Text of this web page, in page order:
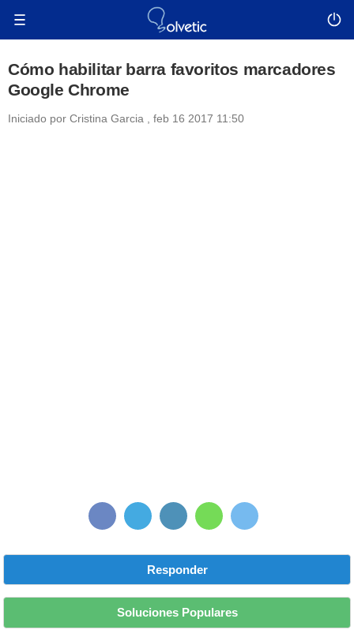
Cómo habilitar barra favoritos marcadores
Google Chrome
Iniciado por Cristina Garcia feb 16 2017 11:50
Responder
Soluciones Populares